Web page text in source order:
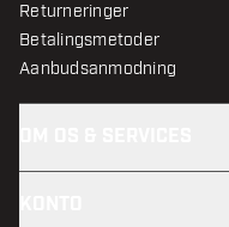
Returneringer
Betalingsmetoder
Aanbudsanmodning